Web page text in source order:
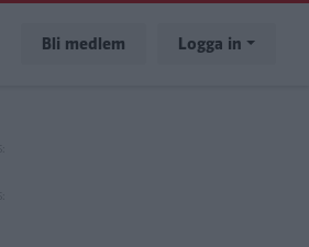
Bli medlem Logga in